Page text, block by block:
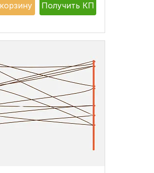
Получить КП